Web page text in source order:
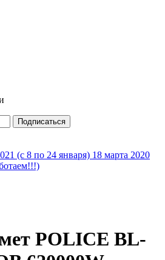
Подписаться
(с 8 по 24 января) 18 марта 2020
POLICE BL-